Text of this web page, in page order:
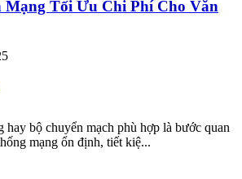
Mạng Tối Ưu Chi Phí Cho Văn
hay bộ chuyển mạch phù hợp là bước quan
mạng ổn định, tiết kiệ...